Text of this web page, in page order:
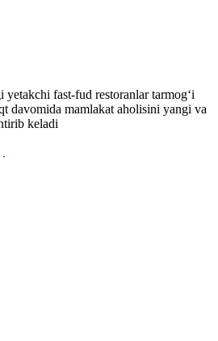
yetakchi fast-fud restoranlar tarmog‘i
davomida mamlakat aholisini yangi va
keladi